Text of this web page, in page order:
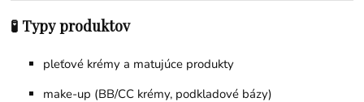
🧪 Typy produktov
pleťové krémy a matujúce produkty
make-up (BB/CC krémy, podkladové bázy)